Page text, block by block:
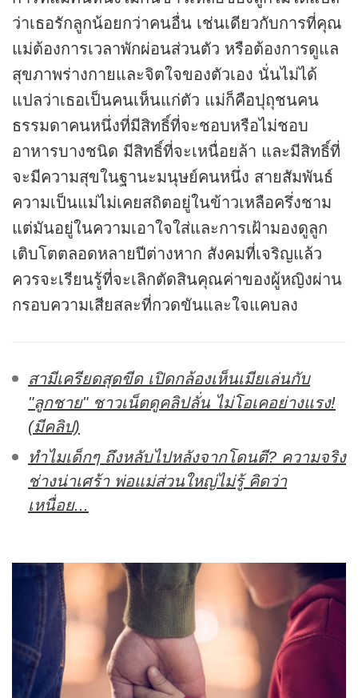
ว่าเธอรักลูกน้อยกว่าคนอื่น เช่นเดียวกับการที่คุณ
แม่ต้องการเวลาพักผ่อนส่วนตัว หรือต้องการดูแล
สุขภาพร่างกายและจิตใจของตัวเอง นั่นไม่ได้
แปลว่าเธอเป็นคนเห็นแก่ตัว แม่ก็คือปุถุชนคน
ธรรมดาคนหนึ่งที่มีสิทธิ์ที่จะชอบหรือไม่ชอบ
อาหารบางชนิด มีสิทธิ์ที่จะเหนื่อยล้า และมีสิทธิ์ที่
จะมีความสุขในฐานะมนุษย์คนหนึ่ง สายสัมพันธ์
ความเป็นแม่ไม่เคยสถิตอยู่ในข้าวเหลือครึ่งชาม
แต่มันอยู่ในความเอาใจใส่และการเฝ้ามองดูลูก
เติบโตตลอดหลายปีต่างหาก สังคมที่เจริญแล้ว
ควรจะเรียนรู้ที่จะเลิกตัดสินคุณค่าของผู้หญิงผ่าน
กรอบความเสียสละที่กวดขันและใจแคบลง
สามีเครียดสุดขีด เปิดกล้องเห็นเมียเล่นกับ
"ลูกชาย" ชาวเน็ตดูคลิปลั่น ไม่โอเคอย่างแรง!
(มีคลิป)
ทำไมเด็กๆ ถึงหลับไปหลังจากโดนตี? ความจริง
ช่างน่าเศร้า พ่อแม่ส่วนใหญ่ไม่รู้ คิดว่า
เหนื่อย...